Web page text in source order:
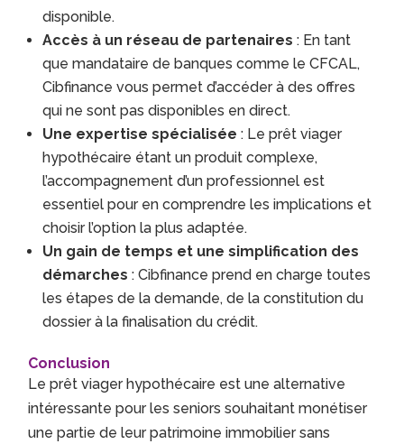
disponible.
Accès à un réseau de partenaires : En tant
que mandataire de banques comme le CFCAL,
Cibfinance vous permet d’accéder à des offres
qui ne sont pas disponibles en direct.
Une expertise spécialisée : Le prêt viager
hypothécaire étant un produit complexe,
l’accompagnement d’un professionnel est
essentiel pour en comprendre les implications et
choisir l’option la plus adaptée.
Un gain de temps et une simplification des
démarches : Cibfinance prend en charge toutes
les étapes de la demande, de la constitution du
dossier à la finalisation du crédit.
Conclusion
Le prêt viager hypothécaire est une alternative
intéressante pour les seniors souhaitant monétiser
une partie de leur patrimoine immobilier sans